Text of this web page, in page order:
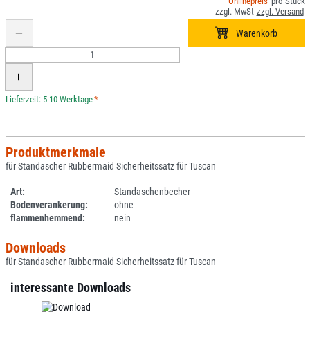
*
Produktmerkmale
für Standascher Rubbermaid Sicherheitssatz für Tuscan
Art:
Standaschenbecher
Bodenverankerung:
ohne
flammenhemmend:
nein
Downloads
für Standascher Rubbermaid Sicherheitssatz für Tuscan
interessante Downloads